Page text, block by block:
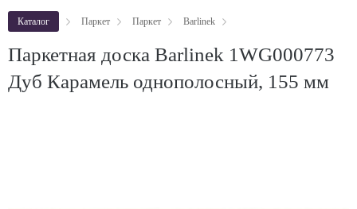
Каталог Паркет Паркет Barlinek
Паркетная доска Barlinek 1WG000773
Дуб Карамель однополосный, 155 мм